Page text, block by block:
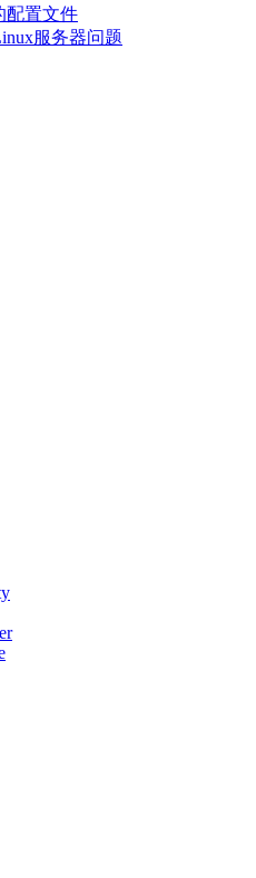
配置文件
服务器问题